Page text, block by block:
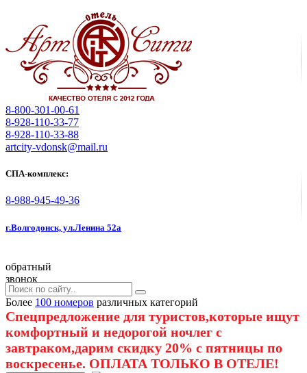
8-800-301-00-61
8-928-110-33-77
8-928-110-33-88
artcity-vdonsk@mail.ru
СПА-комплекс:
8-988-945-49-36
г.Волгодонск, ул.Ленина 52а
обратный
звонок
Более 100 номеров различных категорий
Спецпредложение для туристов,которые ищут
комфортный и недорогой ночлег с
завтраком,дарим скидку 20% с пятницы по
воскресенье. ОПЛАТА ТОЛЬКО В ОТЕЛЕ!